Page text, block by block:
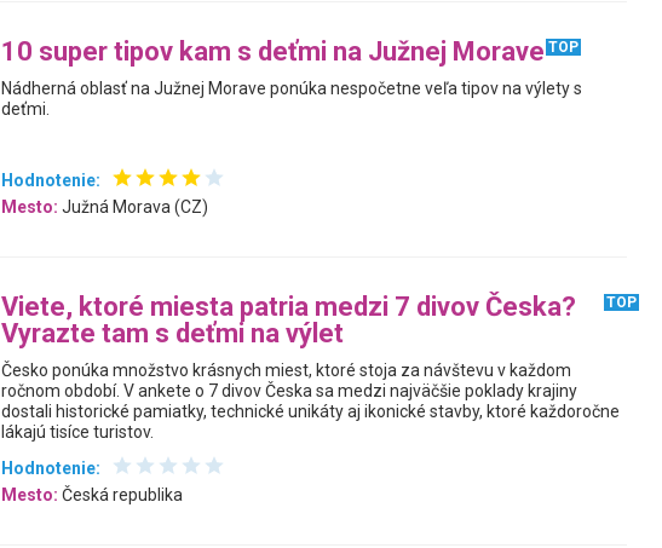
10 super tipov kam s deťmi na Južnej Morave TOP
Nádherná oblasť na Južnej Morave ponúka nespočetne veľa tipov na výlety s
deťmi.
Hodnotenie:
Mesto: Južná Morava (CZ)
Viete, ktoré miesta patria medzi 7 divov Česka?
Vyrazte tam s deťmi na výlet
TOP
Česko ponúka množstvo krásnych miest, ktoré stoja za návštevu v každom
ročnom období. V ankete o 7 divov Česka sa medzi najväčšie poklady krajiny
dostali historické pamiatky, technické unikáty aj ikonické stavby, ktoré každoročne
lákajú tisíce turistov.
Hodnotenie:
Mesto: Česká republika